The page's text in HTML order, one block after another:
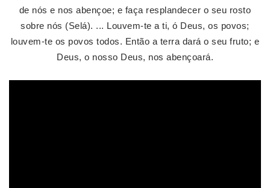
de nós e nos abençoe; e faça resplandecer o seu rosto
sobre nós (Selá). ... Louvem-te a ti, ó Deus, os povos;
louvem-te os povos todos. Então a terra dará o seu fruto; e
Deus, o nosso Deus, nos abençoará.